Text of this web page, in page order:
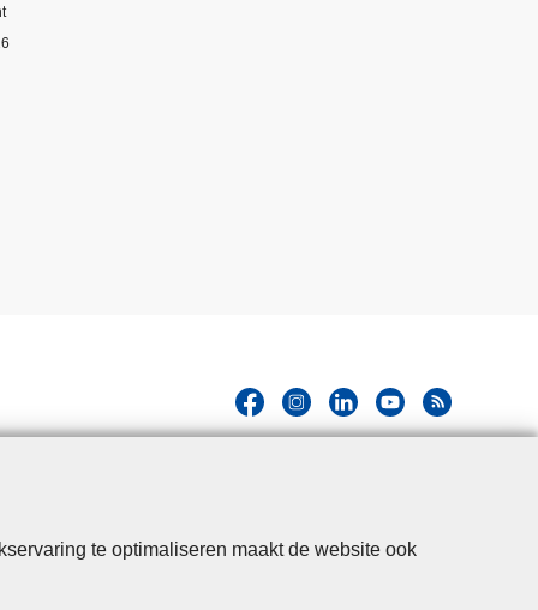
te optimaliseren maakt de website ook